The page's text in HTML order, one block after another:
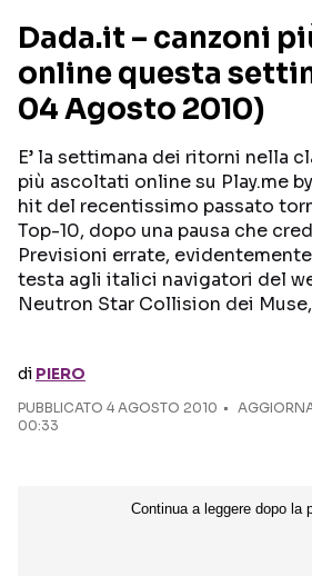
RECENSIONI MUSICALI
INTERVISTE
GOSSIP E CURIOSITÀ
Seguici sui
Dada.it – canzoni
online questa
04 Agosto 2010)
E’ la settimana dei ritorni nella
più ascoltati online su Play.me
hit del recentissimo passato
Top-10, dopo una pausa che
Previsioni errate,
testa agli italici navigatori del
Neutron Star Collision dei
di PIERO
PUBBLICATO 4 AGOSTO 2010
00:33